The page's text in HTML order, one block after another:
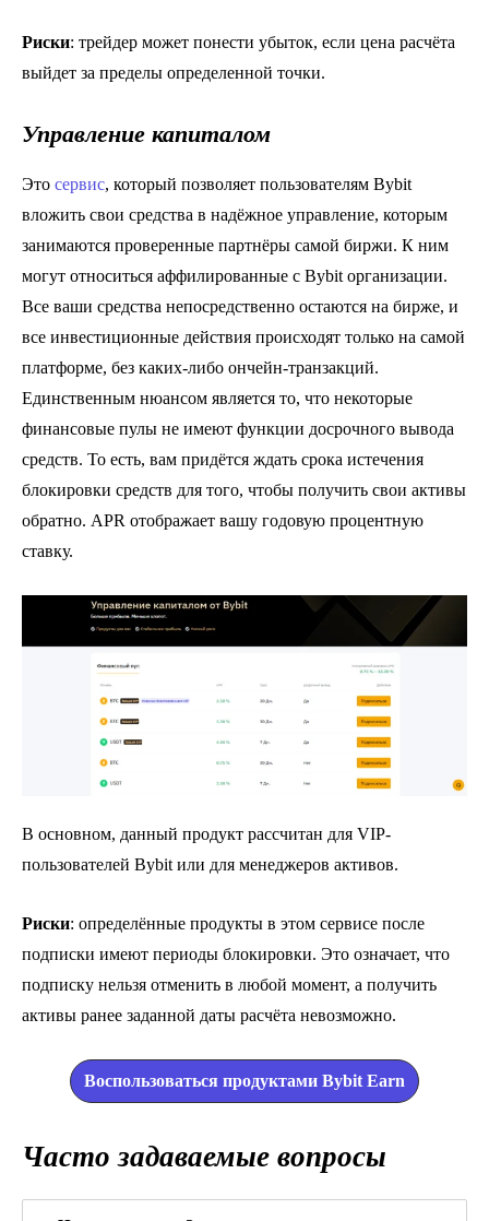
Риски: трейдер может понести убыток, если цена расчёта
выйдет за пределы определенной точки.
Управление капиталом
Это сервис, который позволяет пользователям Bybit
вложить свои средства в надёжное управление, которым
занимаются проверенные партнёры самой биржи. К ним
могут относиться аффилированные с Bybit организации.
Все ваши средства непосредственно остаются на бирже, и
все инвестиционные действия происходят только на самой
платформе, без каких-либо ончейн-транзакций.
Единственным нюансом является то, что некоторые
финансовые пулы не имеют функции досрочного вывода
средств. То есть, вам придётся ждать срока истечения
блокировки средств для того, чтобы получить свои активы
обратно. APR отображает вашу годовую процентную
ставку.
В основном, данный продукт рассчитан для VIP-
пользователей Bybit или для менеджеров активов.
Риски: определённые продукты в этом сервисе после
подписки имеют периоды блокировки. Это означает, что
подписку нельзя отменить в любой момент, а получить
активы ранее заданной даты расчёта невозможно.
Воспользоваться продуктами Bybit Earn
Часто задаваемые вопросы